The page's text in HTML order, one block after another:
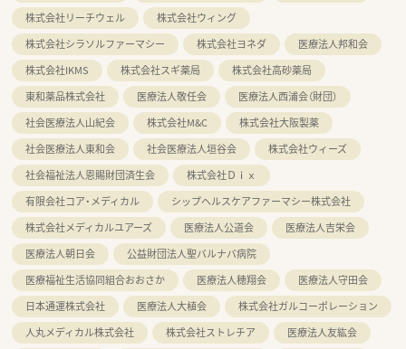
株式会社リーチウェル
株式会社ウィング
株式会社シラソルファーマシー
株式会社ヨネダ
医療法人邦和会
株式会社IKMS
株式会社スギ薬局
株式会社高砂薬局
東和薬品株式会社
医療法人敬任会
医療法人西浦会（財団）
社会医療法人山紀会
株式会社M&C
株式会社大阪製薬
社会医療法人東和会
社会医療法人垣谷会
株式会社ウィーズ
社会福祉法人恩賜財団済生会
株式会社Ｄｉｘ
有限会社コア・メディカル
シップヘルスケアファーマシー株式会社
株式会社メディカルユアーズ
医療法人公道会
医療法人吉栄会
医療法人朝日会
公益財団法人聖バルナバ病院
医療福祉生活協同組合おおさか
医療法人穂翔会
医療法人守田会
日本通運株式会社
医療法人大植会
株式会社ガルコーポレーション
人丸メディカル株式会社
株式会社ストレチア
医療法人友紘会